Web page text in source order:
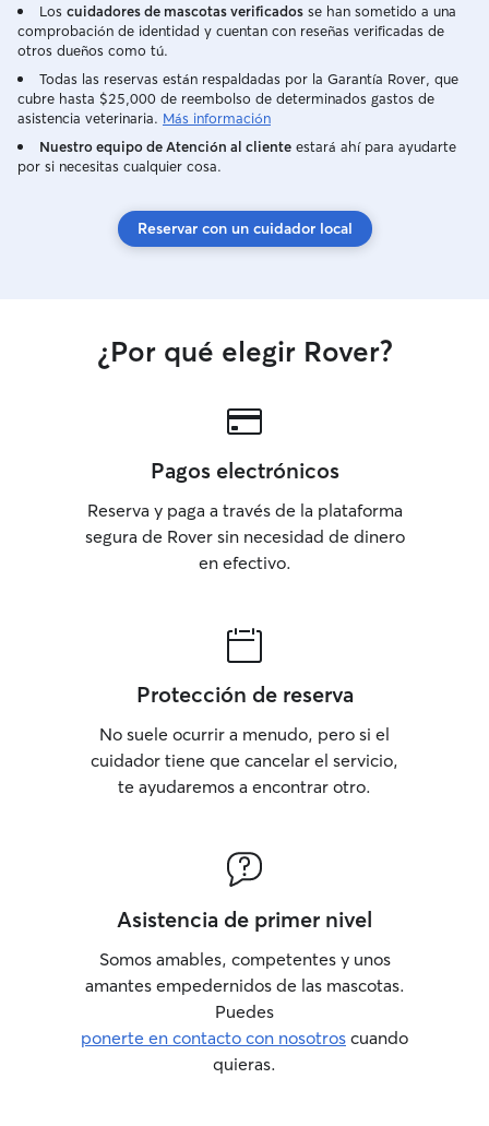
Los cuidadores de mascotas verificados se han sometido a una
comprobación de identidad y cuentan con reseñas verificadas de
otros dueños como tú.
Todas las reservas están respaldadas por la Garantía Rover, que
cubre hasta $25,000 de reembolso de determinados gastos de
asistencia veterinaria. Más información
Nuestro equipo de Atención al cliente estará ahí para ayudarte
por si necesitas cualquier cosa.
Reservar con un cuidador local
¿Por qué elegir Rover?
Pagos electrónicos
Reserva y paga a través de la plataforma
segura de Rover sin necesidad de dinero
en efectivo.
Protección de reserva
No suele ocurrir a menudo, pero si el
cuidador tiene que cancelar el servicio,
te ayudaremos a encontrar otro.
Asistencia de primer nivel
Somos amables, competentes y unos
amantes empedernidos de las mascotas.
Puedes
ponerte en contacto con nosotros cuando
quieras.